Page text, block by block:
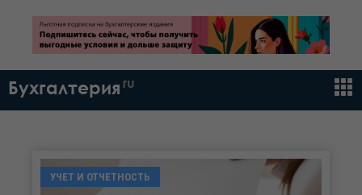
Бухгалтерия ru
УЧЕТ И ОТЧЕТНОСТЬ